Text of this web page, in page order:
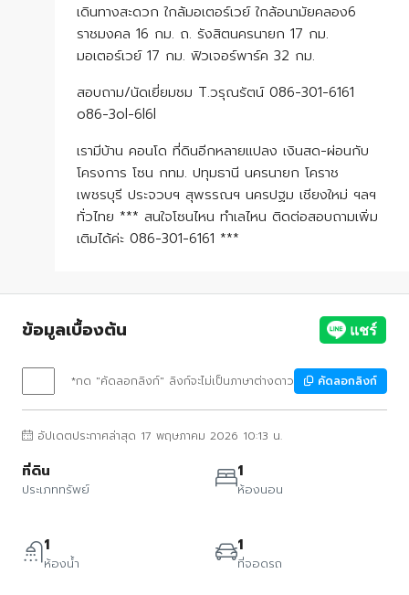
เดินทางสะดวก ใกล้มอเตอร์เวย์ ใกล้อนามัยคลอง6
ราชมงคล 16 กม. ถ. รังสิตนครนายก 17 กม.
มอเตอร์เวย์ 17 กม. ฟิวเจอร์พาร์ค 32 กม.
สอบถาม/นัดเยี่ยมชม T.วรุณรัตน์ 086-301-6161
o86-3ol-6l6l
เรามีบ้าน คอนโด ที่ดินอีกหลายแปลง เงินสด-ผ่อนกับ
โครงการ โซน กทม. ปทุมธานี นครนายก โคราช
เพชรบุรี ประจวบฯ สุพรรณฯ นครปฐม เชียงใหม่ ฯลฯ
ทั่วไทย *** สนใจโซนไหน ทำเลไหน ติดต่อสอบถามเพิ่ม
เติมได้ค่ะ 086-301-6161 ***
ข้อมูลเบื้องต้น
*กด "คัดลอกลิงก์" ลิงก์จะไม่เป็นภาษาต่างดาว คัดลอกลิงก์
อัปเดตประกาศล่าสุด 17 พฤษภาคม 2026 10:13 น.
ที่ดิน
ประเภททรัพย์
1
ห้องนอน
1
ห้องน้ำ
1
ที่จอดรถ